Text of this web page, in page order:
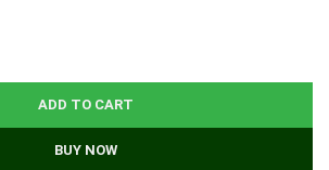
ADD TO CART
BUY NOW